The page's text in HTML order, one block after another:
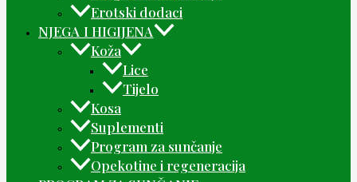
Erotski dodaci
NJEGA I HIGIJENA
Koža
Lice
Tijelo
Kosa
Suplementi
Program za sunčanje
Opekotine i regeneracija